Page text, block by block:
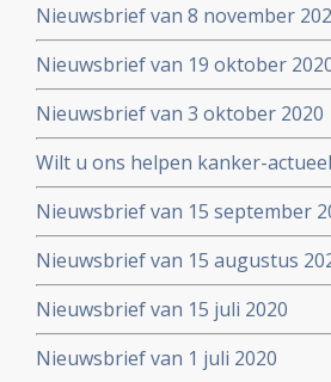
Nieuwsbrief van 8 november
Nieuwsbrief van 19 oktober
Nieuwsbrief van 3 oktober 2020
Wilt u ons helpen kanker-
extra donatie aub?
Nieuwsbrief van 15 september
Nieuwsbrief van 15 augustus
Nieuwsbrief van 15 juli 2020
Nieuwsbrief van 1 juli 2020